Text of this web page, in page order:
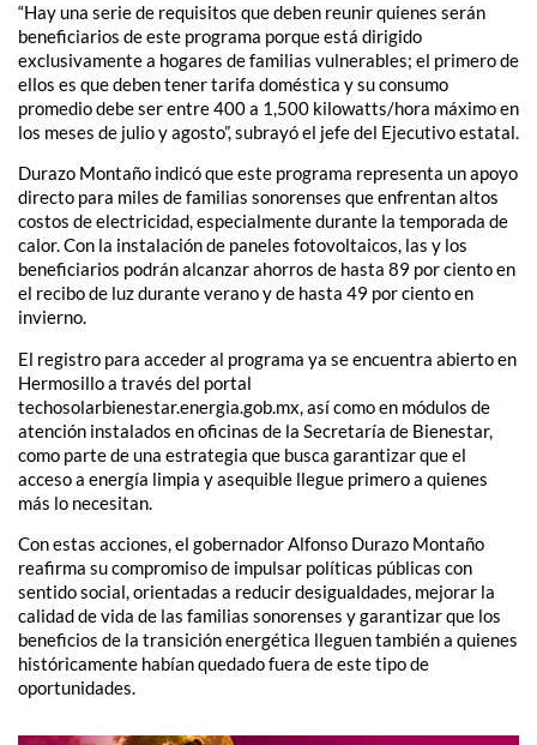
“Hay una serie de requisitos que deben reunir quienes serán
beneficiarios de este programa porque está dirigido
exclusivamente a hogares de familias vulnerables; el primero de
ellos es que deben tener tarifa doméstica y su consumo
promedio debe ser entre 400 a 1,500 kilowatts/hora máximo en
los meses de julio y agosto”, subrayó el jefe del Ejecutivo estatal.
Durazo Montaño indicó que este programa representa un apoyo
directo para miles de familias sonorenses que enfrentan altos
costos de electricidad, especialmente durante la temporada de
calor. Con la instalación de paneles fotovoltaicos, las y los
beneficiarios podrán alcanzar ahorros de hasta 89 por ciento en
el recibo de luz durante verano y de hasta 49 por ciento en
invierno.
El registro para acceder al programa ya se encuentra abierto en
Hermosillo a través del portal
techosolarbienestar.energia.gob.mx, así como en módulos de
atención instalados en oficinas de la Secretaría de Bienestar,
como parte de una estrategia que busca garantizar que el
acceso a energía limpia y asequible llegue primero a quienes
más lo necesitan.
Con estas acciones, el gobernador Alfonso Durazo Montaño
reafirma su compromiso de impulsar políticas públicas con
sentido social, orientadas a reducir desigualdades, mejorar la
calidad de vida de las familias sonorenses y garantizar que los
beneficios de la transición energética lleguen también a quienes
históricamente habían quedado fuera de este tipo de
oportunidades.